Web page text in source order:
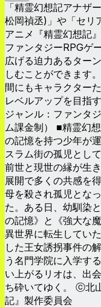
「精霊幻想記アナザ
松岡禎丞)」や「セリ
アニメ『精霊幻想記
ファンタジーRPGゲ
広げる迫力あるター
しむことができます
間にもキャラクター
レベルアップを目指
ジャンル：ファンタ
ム課金制） ■精霊幻
の記憶を持つ少年が
スラム街の孤児とし
前世と現世の縁が生
展開で多くの共感を
母を殺され孤児とな
た。ある日、幼馴染
の記憶》と《強大な
異世界に転生してい
した王女誘拐事件の
う名門学院に入学す
い上がるリオは、出
ち砕いてゆく。 ⓒ北
記』製作委員会